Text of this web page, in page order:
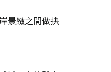
景緻之間做抉